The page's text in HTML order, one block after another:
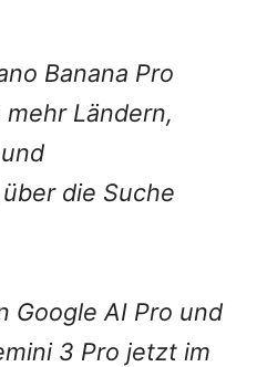
Banana Pro
Ländern,
die Suche
Google AI Pro und
3 Pro jetzt im